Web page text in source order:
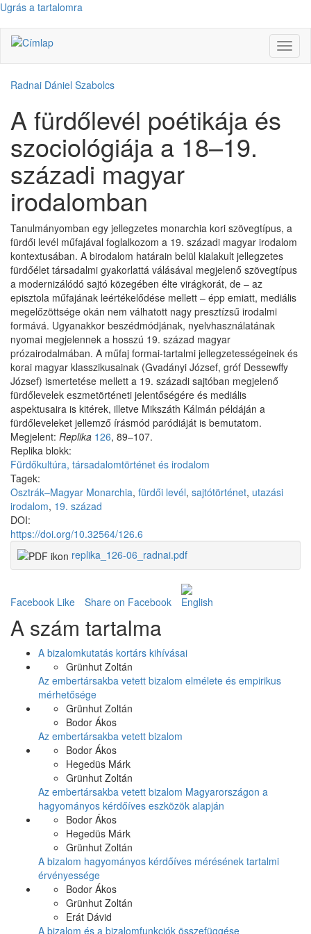
Ugrás a tartalomra
Radnai Dániel Szabolcs
A fürdőlevél poétikája és
szociológiája a 18–19.
századi magyar
irodalomban
Tanulmányomban egy jellegzetes monarchia kori szövegtípus, a
fürdői levél műfajával foglalkozom a 19. századi magyar irodalom
kontextusában. A birodalom határain belül kialakult jellegzetes
fürdőélet társadalmi gyakorlattá válásával megjelenő szövegtípus
a modernizálódó sajtó közegében élte virágkorát, de – az
episztola műfajának leértékelődése mellett – épp emiatt, mediális
megelőzöttsége okán nem válhatott nagy presztízsű irodalmi
formává. Ugyanakkor beszédmódjának, nyelvhasználatának
nyomai megjelennek a hosszú 19. század magyar
prózairodalmában. A műfaj formai-tartalmi jellegzetességeinek és
korai magyar klasszikusainak (Gvadányi József, gróf Dessewffy
József) ismertetése mellett a 19. századi sajtóban megjelenő
fürdőlevelek eszmetörténeti jelentőségére és mediális
aspektusaira is kitérek, illetve Mikszáth Kálmán példáján a
fürdőleveleket jellemző írásmód paródiáját is bemutatom.
Megjelent: Replika 126, 89–107.
Replika blokk:
Fürdőkultúra, társadalomtörténet és irodalom
Tagek:
Osztrák–Magyar Monarchia, fürdői levél, sajtótörténet, utazási
irodalom, 19. század
DOI:
https://doi.org/10.32564/126.6
replika_126-06_radnai.pdf
Facebook Like Share on Facebook
A szám tartalma
A bizalomkutatás kortárs kihívásai
Grünhut Zoltán
Az embertársakba vetett bizalom elmélete és empirikus
mérhetősége
Grünhut Zoltán
Bodor Ákos
Az embertársakba vetett bizalom
Bodor Ákos
Hegedüs Márk
Grünhut Zoltán
Az embertársakba vetett bizalom Magyarországon a
hagyományos kérdőíves eszközök alapján
Bodor Ákos
Hegedüs Márk
Grünhut Zoltán
A bizalom hagyományos kérdőíves mérésének tartalmi
érvényessége
Bodor Ákos
Grünhut Zoltán
Erát Dávid
A bizalom és a bizalomfunkciók összefüggése